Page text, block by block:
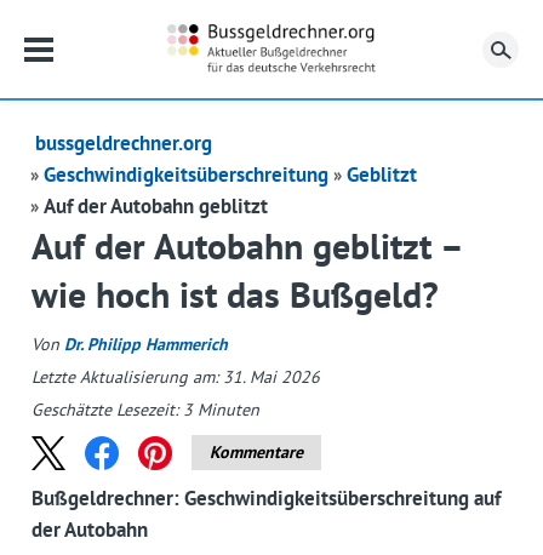
bussgeldrechner.org
Geschwindigkeitsüberschreitung
Geblitzt
Auf der Autobahn geblitzt
Auf der Autobahn geblitzt –
wie hoch ist das Bußgeld?
Von Dr. Philipp Hammerich
Letzte Aktualisierung am: 31. Mai 2026
Geschätzte Lesezeit:3 Minuten
Kommentare
Bußgeldrechner: Geschwindigkeitsüberschreitung auf
der Autobahn